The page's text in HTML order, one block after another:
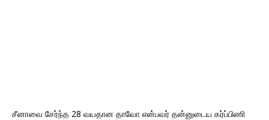
சீனாவை சேர்ந்த 28 வயதான தாவோ என்பவர் தன்னுடைய கர்ப்பிணி